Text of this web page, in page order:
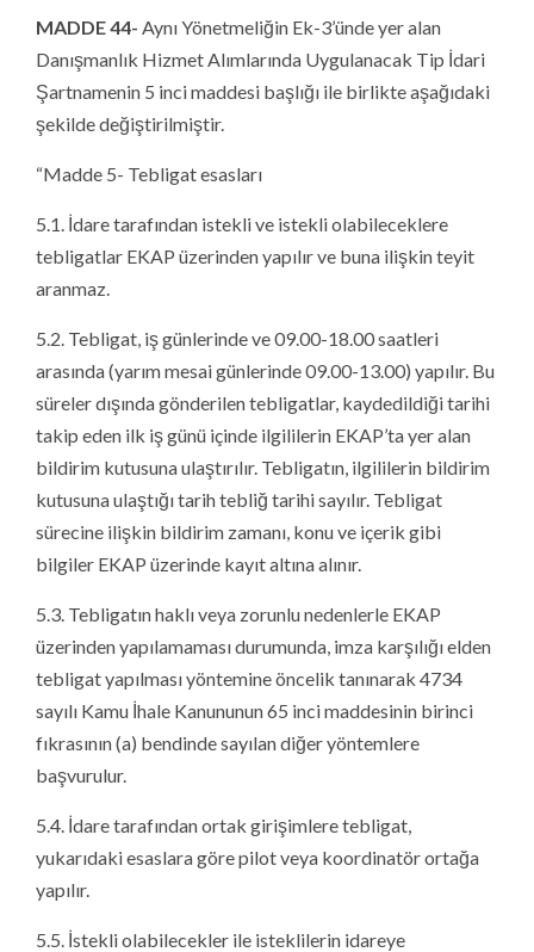
MADDE 44- Aynı Yönetmeliğin Ek-3’ünde yer alan
Danışmanlık Hizmet Alımlarında Uygulanacak Tip İdari
Şartnamenin 5 inci maddesi başlığı ile birlikte aşağıdaki
şekilde değiştirilmiştir.
“Madde 5- Tebligat esasları
5.1. İdare tarafından istekli ve istekli olabileceklere
tebligatlar EKAP üzerinden yapılır ve buna ilişkin teyit
aranmaz.
5.2. Tebligat, iş günlerinde ve 09.00-18.00 saatleri
arasında (yarım mesai günlerinde 09.00-13.00) yapılır. Bu
süreler dışında gönderilen tebligatlar, kaydedildiği tarihi
takip eden ilk iş günü içinde ilgililerin EKAP’ta yer alan
bildirim kutusuna ulaştırılır. Tebligatın, ilgililerin bildirim
kutusuna ulaştığı tarih tebliğ tarihi sayılır. Tebligat
sürecine ilişkin bildirim zamanı, konu ve içerik gibi
bilgiler EKAP üzerinde kayıt altına alınır.
5.3. Tebligatın haklı veya zorunlu nedenlerle EKAP
üzerinden yapılamaması durumunda, imza karşılığı elden
tebligat yapılması yöntemine öncelik tanınarak 4734
sayılı Kamu İhale Kanununun 65 inci maddesinin birinci
fıkrasının (a) bendinde sayılan diğer yöntemlere
başvurulur.
5.4. İdare tarafından ortak girişimlere tebligat,
yukarıdaki esaslara göre pilot veya koordinatör ortağa
yapılır.
5.5. İstekli olabilecekler ile isteklilerin idareye